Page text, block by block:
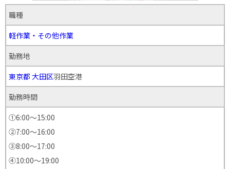
職種
軽作業・その他作業
勤務地
東京都 大田区羽田空港
勤務時間
①6:00～15:00
②7:00～16:00
③8:00～17:00
④10:00〜19:00